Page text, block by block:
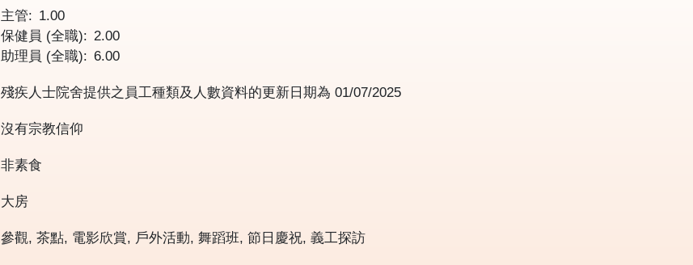
主管
1.00
保健員 (全職)
2.00
助理員 (全職)
6.00
殘疾人士院舍提供之員工種類及人數資料的更新日期為 01/07/2025
沒有宗教信仰
非素食
大房
參觀, 茶點, 電影欣賞, 戶外活動, 舞蹈班, 節日慶祝, 義工探訪